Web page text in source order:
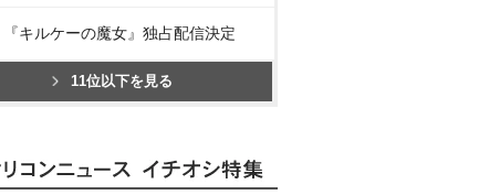
『キルケーの魔女』独占配信決定
11位以下を見る